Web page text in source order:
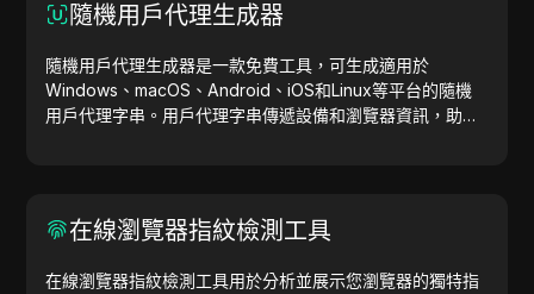
隨機用戶代理生成器
隨機用戶代理生成器是一款免費工具，可生成適用於
Windows、macOS、Android、iOS和Linux等平台的隨機
用戶代理字串。用戶代理字串傳遞設備和瀏覽器資訊，助力
在線瀏覽器指紋檢測工具
在線瀏覽器指紋檢測工具用於分析並展示您瀏覽器的獨特指